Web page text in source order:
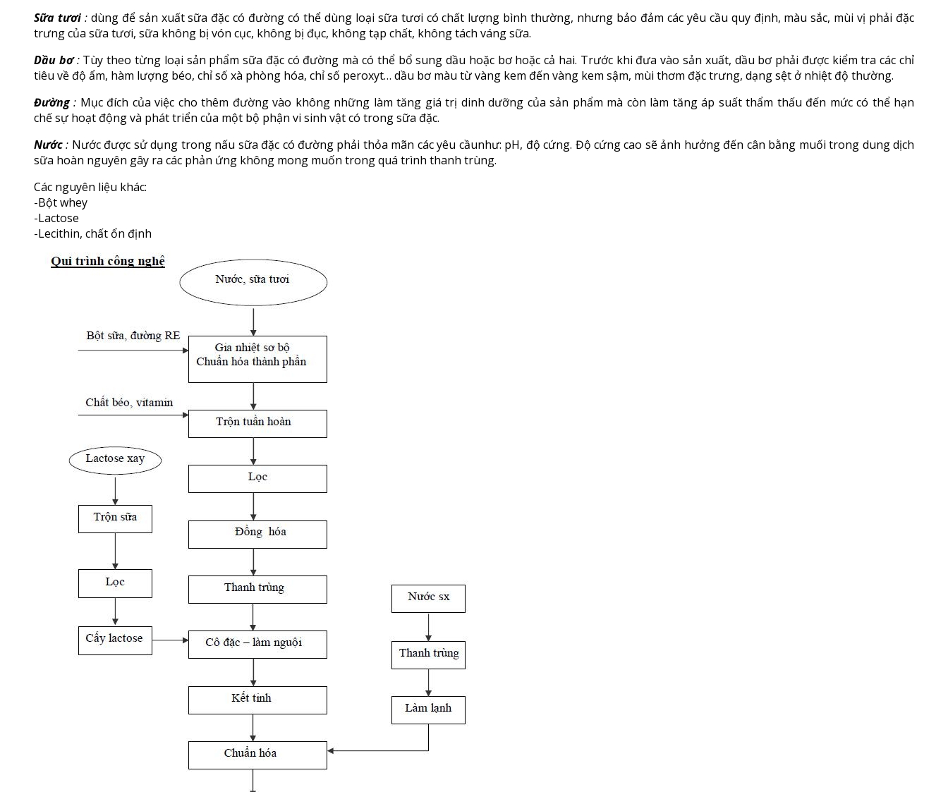
Sữa tươi:dùng để sản xuất sữa đặc có đường có thể dùng loại sữa tươi có chất lượng bình thường, nhưng bảo đảm các yêu cầu quy định, màu sắc, mùi vị phải đặc
trưng của sữa tươi, sữa không bị vón cục, không bị đục, không tạp chất, không tách váng sữa.
Dầu bơ:Tùy theo từng loại sản phẩm sữa đặc có đường mà có thể bổ sung dầu hoặc bơ hoặc cả hai. Trước khi đưa vào sản xuất, dầu bơ phải được kiểm tra các chỉ
tiêu về độ ẩm, hàm lượng béo, chỉ số xà phòng hóa, chỉ số peroxyt… dầu bơ màu từ vàng kem đến vàng kem sậm, mùi thơm đặc trưng, dạng sệt ở nhiệt độ thường.
Đường: Mục đích của việc cho thêm đường vào không những làm tăng giá trị dinh dưỡng của sản phẩm mà còn làm tăng áp suất thẩm thấu đến mức có thể hạn
chế sự hoạt động và phát triển của một bộ phận vi sinh vật có trong sữa đặc.
Nước: Nước được sử dụng trong nấu sữa đặc có đường phải thỏa mãn các yêu cầunhư: pH, độ cứng. Độ cứng cao sẽ ảnh hưởng đến cân bằng muối trong dung dịch
sữa hoàn nguyên gây ra các phản ứng không mong muốn trong quá trình thanh trùng.
Các nguyên liệu khác:
-Bột whey
-Lactose
-Lecithin, chất ổn định